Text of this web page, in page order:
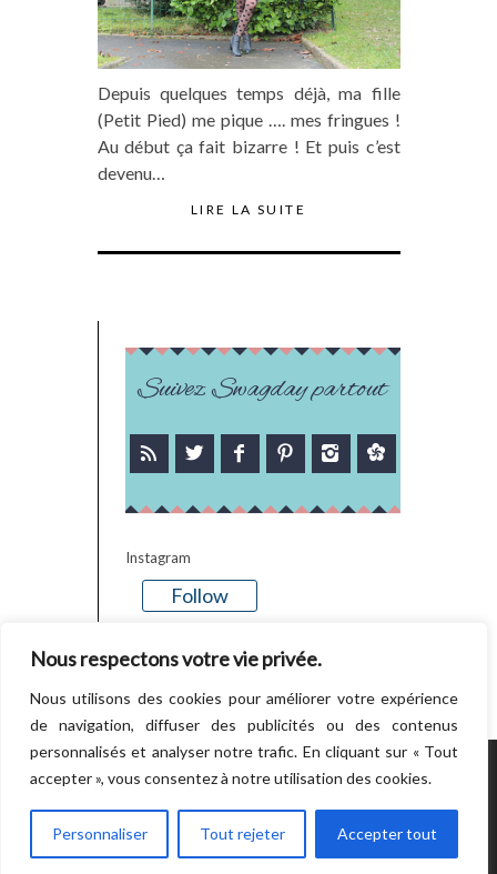
Nous respectons votre vie privée.
Nous utilisons des cookies pour améliorer votre expérience
de navigation, diffuser des publicités ou des contenus
personnalisés et analyser notre trafic. En cliquant sur « Tout
accepter », vous consentez à notre utilisation des cookies.
Personnaliser Tout rejeter Accepter tout
Depuis quelques temps déjà, ma fille
(Petit Pied) me pique …. mes fringues !
Au début ça fait bizarre ! Et puis c’est
devenu…
LIRE LA SUITE
Suivez Swagday partout
Instagram
Follow
POWERED BY WORDPRESS.CREATED BY
THEMESINDEP
RETOUR EN HAUT